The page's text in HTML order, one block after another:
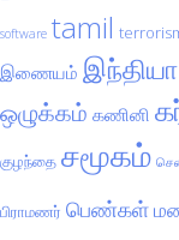
software tamil
இணையம் இந்தியா
ஒழுக்கம் கணினி
குழந்தை சமூகம்
பிராமணர் பெண்கள்